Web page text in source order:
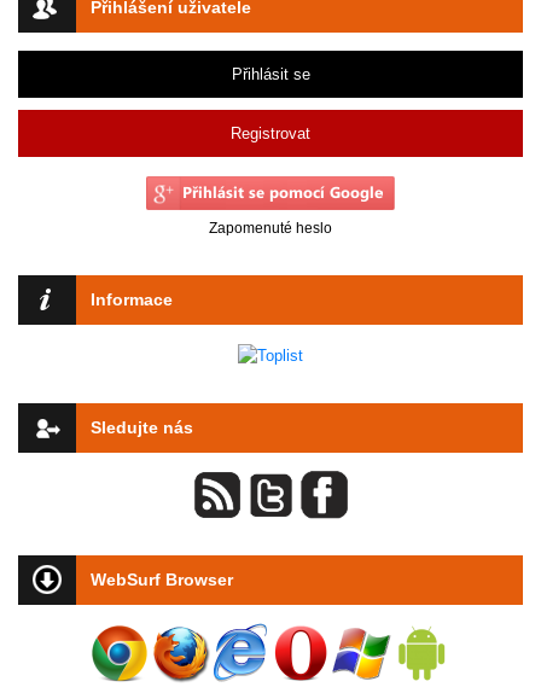
Přihlášení uživatele
Přihlásit se
Registrovat
Zapomenuté heslo
Informace
Sledujte nás
WebSurf Browser